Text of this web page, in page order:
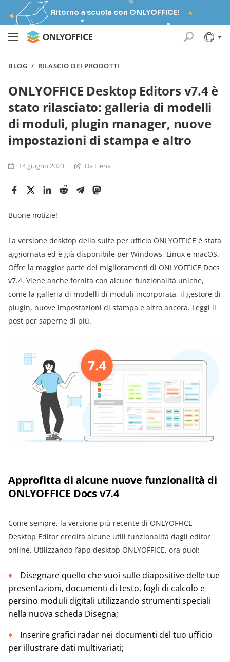
Ritorno a scuola con ONLYOFFICE!
BLOG / RILASCIO DEI PRODOTTI
ONLYOFFICE Desktop Editors v7.4 è
stato rilasciato: galleria di modelli
di moduli, plugin manager, nuove
impostazioni di stampa e altro
14 giugno 2023 Da Elena
Buone notizie!
La versione desktop della suite per ufficio ONLYOFFICE è stata
aggiornata ed è già disponibile per Windows, Linux e macOS.
Offre la maggior parte dei miglioramenti di ONLYOFFICE Docs
v7.4. Viene anche fornita con alcune funzionalità uniche,
come la galleria di modelli di moduli incorporata, il gestore di
plugin, nuove impostazioni di stampa e altro ancora. Leggi il
post per saperne di più.
Approfitta di alcune nuove funzionalità di
ONLYOFFICE Docs v7.4
Come sempre, la versione più recente di ONLYOFFICE
Desktop Editor eredita alcune utili funzionalità dagli editor
online. Utilizzando l’app desktop ONLYOFFICE, ora puoi:
Disegnare quello che vuoi sulle diapositive delle tue
presentazioni, documenti di testo, fogli di calcolo e
persino moduli digitali utilizzando strumenti speciali
nella nuova scheda Disegna;
Inserire grafici radar nei documenti del tuo ufficio
per illustrare dati multivariati;